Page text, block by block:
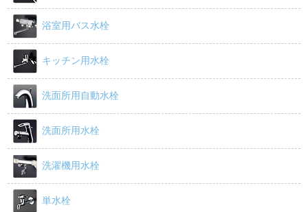
浴室用バス水栓
キッチン用水栓
洗面所用自動水栓
洗面所用水栓
洗濯機用水栓
単水栓